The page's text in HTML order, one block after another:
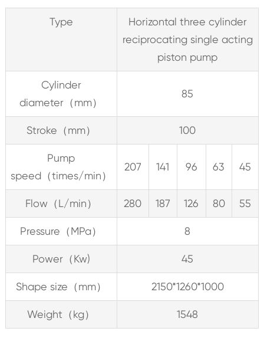
Type
Horizontal three cylinder
reciprocating single acting
piston pump
Cylinder
diameter（mm）
85
Stroke（mm） 100
Pump
speed（times/min）
207 141 96 63 45
Flow（L/min） 280 187 126 80 55
Pressure（MPa） 8
Power（Kw) 45
Shape size（mm） 2150*1260*1000
Weight（kg） 1548